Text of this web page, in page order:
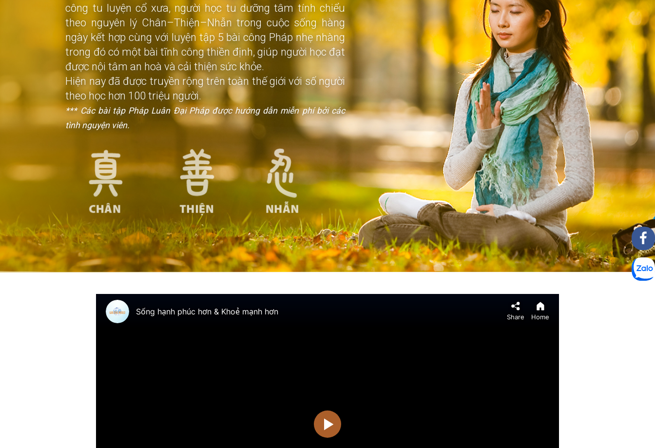
công tu luyện cổ xưa, người học tu dưỡng tâm tính chiểu
theo nguyên lý Chân–Thiện–Nhẫn trong cuộc sống hàng
ngày kết hợp cùng với luyện tập 5 bài công Pháp nhẹ nhàng
trong đó có một bài tĩnh công thiền định, giúp người học đạt
được nội tâm an hoà và cải thiện sức khỏe.
Hiện nay đã được truyền rộng trên toàn thế giới với số người
theo học hơn 100 triệu người.
*** Các bài tập Pháp Luân Đại Pháp được hướng dẫn miễn phí bởi các
tình nguyện viên.